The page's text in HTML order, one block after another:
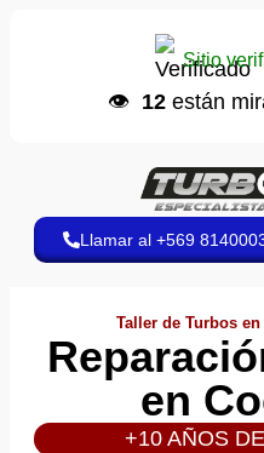
Sitio
👁️ 12 están
Llamar al +569
Taller de Turbos
en
+10 AÑOS
📱 envió un